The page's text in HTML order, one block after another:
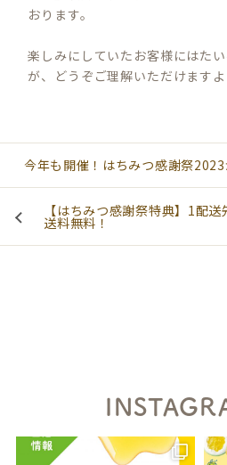
おります。
楽しみにしていたお客様にはた
が、どうぞご理解いただけますよ
今年も開催！はちみつ感謝祭
【はちみつ感謝祭特典】1配
送料無料！